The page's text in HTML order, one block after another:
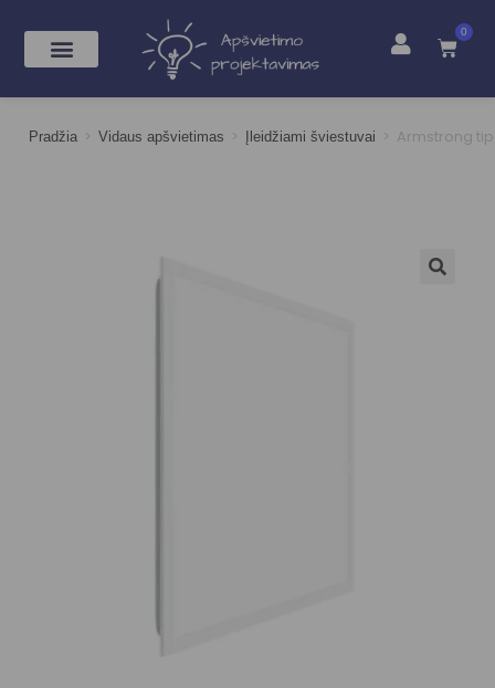
0
Pradžia > Vidaus apšvietimas > Įleidžiami šviestuvai > Armstrong